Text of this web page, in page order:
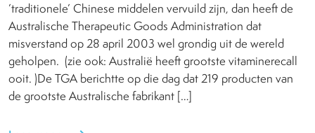
’traditionele’ Chinese middelen vervuild zijn, dan heeft de
Australische Therapeutic Goods Administration dat
misverstand op 28 april 2003 wel grondig uit de wereld
geholpen. (zie ook: Australië heeft grootste vitaminerecall
ooit. )De TGA berichtte op die dag dat 219 producten van
de grootste Australische fabrikant […]